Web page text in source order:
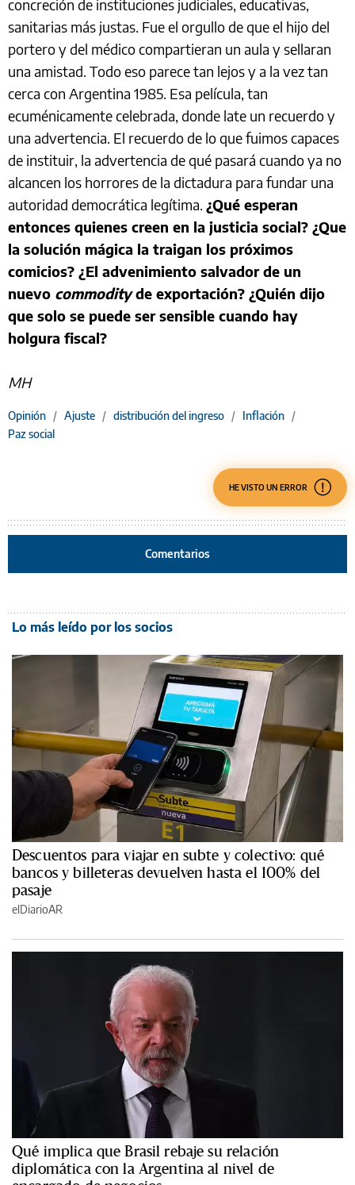
concreción de instituciones judiciales, educativas,
sanitarias más justas. Fue el orgullo de que el hijo del
portero y del médico compartieran un aula y sellaran
una amistad. Todo eso parece tan lejos y a la vez tan
cerca con Argentina 1985. Esa película, tan
ecuménicamente celebrada, donde late un recuerdo y
una advertencia. El recuerdo de lo que fuimos capaces
de instituir, la advertencia de qué pasará cuando ya no
alcancen los horrores de la dictadura para fundar una
autoridad democrática legítima. ¿Qué esperan
entonces quienes creen en la justicia social? ¿Que
la solución mágica la traigan los próximos
comicios? ¿El advenimiento salvador de un
nuevo commodityde exportación? ¿Quién dijo
que solo se puede ser sensible cuando hay
holgura fiscal?
MH
Opinión / Ajuste / distribución del ingreso / Inflación /
Paz social
HE VISTO UN ERROR
Comentarios
Lo más leído por los socios
Descuentos para viajar en subte y colectivo: qué
bancos y billeteras devuelven hasta el 100% del
pasaje
elDiarioAR
Qué implica que Brasil rebaje su relación
diplomática con la Argentina al nivel de